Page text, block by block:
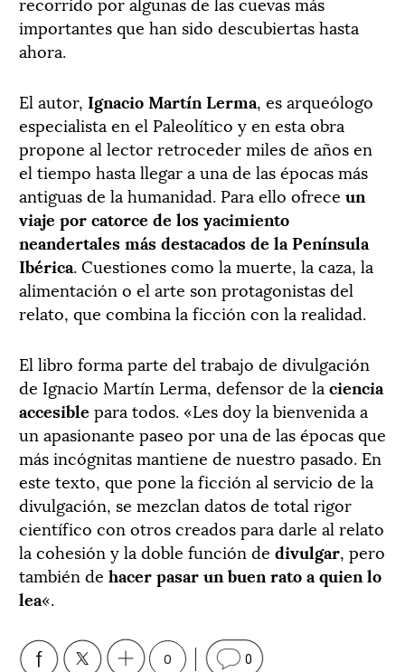
importantes que han sido descubiertas hasta
ahora.
El autor, Ignacio Martín Lerma, es arqueólogo
especialista en el Paleolítico y en esta obra
propone al lector retroceder miles de años en
el tiempo hasta llegar a una de las épocas más
antiguas de la humanidad. Para ello ofrece un
viaje por catorce de los yacimiento
neandertales más destacados de la Península
Ibérica. Cuestiones como la muerte, la caza, la
alimentación o el arte son protagonistas del
relato, que combina la ficción con la realidad.
El libro forma parte del trabajo de divulgación
de Ignacio Martín Lerma, defensor de la ciencia
accesible para todos. «Les doy la bienvenida a
un apasionante paseo por una de las épocas que
más incógnitas mantiene de nuestro pasado. En
este texto, que pone la ficción al servicio de la
divulgación, se mezclan datos de total rigor
científico con otros creados para darle al relato
la cohesión y la doble función de divulgar, pero
también de hacer pasar un buen rato a quien lo
lea«.
0 0